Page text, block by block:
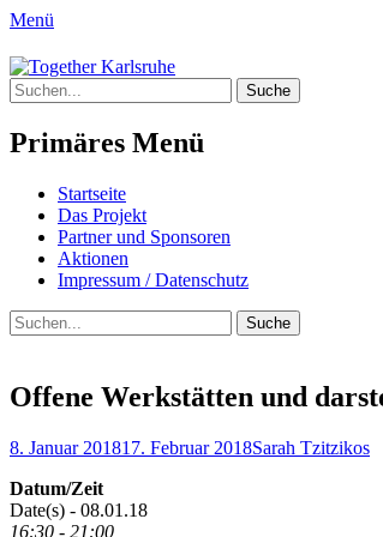
Menü
Together Karlsruhe
Integration von jungen
Suche
nach:
Primäres Menü
Springe
zum
Inhalt
Startseite
Das Projekt
Partner und Sponsoren
Aktionen
Impressum / Datenschutz
Suchen
Suche
nach:
Offene Werkstätten und
Posted
8. Januar 201817. Februar 2018Author
Sarah Tzitzikos
Datum/Zeit
Date(s) - 08.01.18
16:30 - 21:00